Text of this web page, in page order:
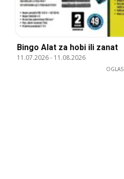
Bingo Alat za hobi ili zanat
11.07.2026- 11.08.2026
OGLAS